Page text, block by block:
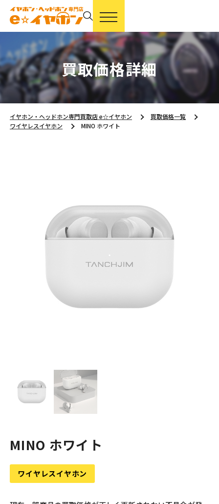
買取価格詳細
イヤホン・ヘッドホン専門買取店 e☆イヤホン
買取価格一覧
ワイヤレスイヤホン
MINO ホワイト
MINO ホワイト
ワイヤレスイヤホン